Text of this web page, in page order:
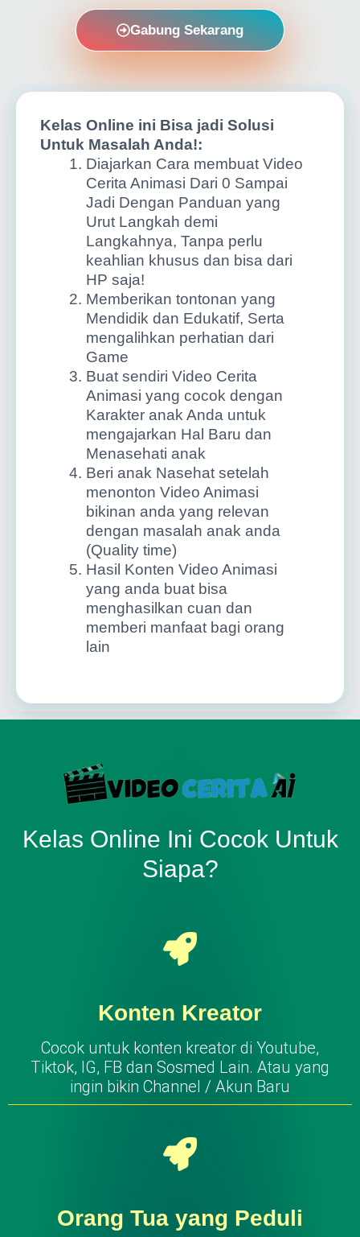
Gabung Sekarang
Kelas Online ini Bisa jadi Solusi
Untuk Masalah Anda!:
Diajarkan Cara membuat Video
Cerita Animasi Dari 0 Sampai
Jadi Dengan Panduan yang
Urut Langkah demi
Langkahnya, Tanpa perlu
keahlian khusus dan bisa dari
HP saja!
Memberikan tontonan yang
Mendidik dan Edukatif, Serta
mengalihkan perhatian dari
Game
Buat sendiri Video Cerita
Animasi yang cocok dengan
Karakter anak Anda untuk
mengajarkan Hal Baru dan
Menasehati anak
Beri anak Nasehat setelah
menonton Video Animasi
bikinan anda yang relevan
dengan masalah anak anda
(Quality time)
Hasil Konten Video Animasi
yang anda buat bisa
menghasilkan cuan dan
memberi manfaat bagi orang
lain
Kelas Online Ini Cocok Untuk
Siapa?
Konten Kreator
Cocok untuk konten kreator di Youtube,
Tiktok, IG, FB dan Sosmed Lain. Atau yang
ingin bikin Channel / Akun Baru
Orang Tua yang Peduli